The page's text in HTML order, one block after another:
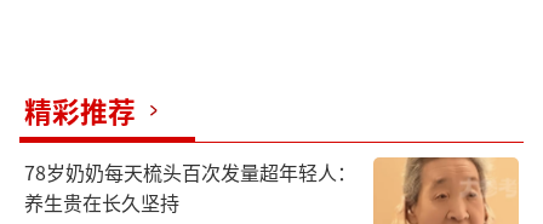
精彩推荐
78岁奶奶每天梳头百次发量超年轻人：
养生贵在长久坚持